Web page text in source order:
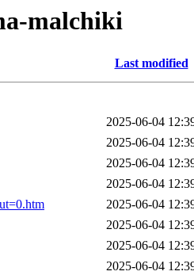
malchiki
Last modified
2025-06-04
2025-06-04
2025-06-04
2025-06-04
2025-06-04
2025-06-04
2025-06-04
2025-06-04